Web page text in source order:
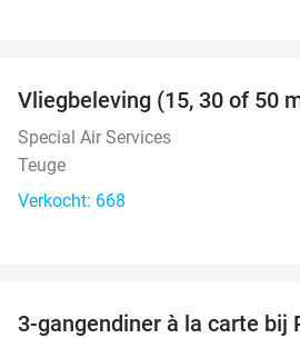
Vliegbeleving (15, 30 of 50
Special Air Services
Teuge
Verkocht: 668
3-gangendiner à la carte bij